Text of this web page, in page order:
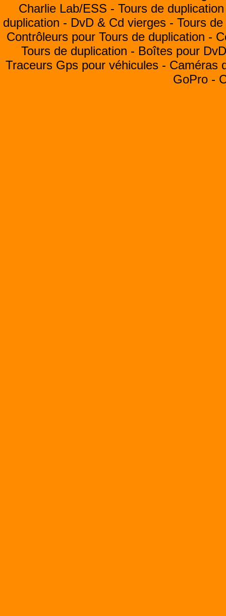
Charlie Lab/ESS - Tours de
duplication - DvD & Cd vierges - Tours
Contrôleurs pour Tours de duplication -
Tours de duplication - Boîtes pour
Traceurs Gps pour véhicules - Caméras
GoPro -